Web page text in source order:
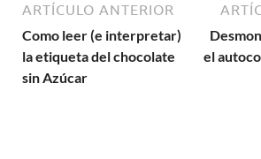
ARTÍCULO ANTERIOR
Como leer (e interpretar)
la etiqueta del chocolate
sin Azúcar
el